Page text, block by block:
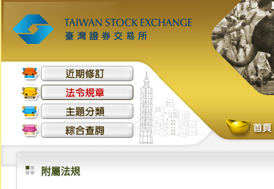
附屬法規